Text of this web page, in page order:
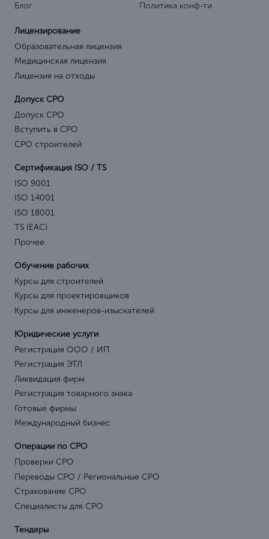
Блог
Политика конф-ти
Лицензирование
Образовательная лицензия
Медицинская лицензия
Лицензия на отходы
Допуск СРО
Допуск СРО
Вступить в СРО
СРО строителей
Сертификация ISO / TS
ISO 9001
ISO 14001
ISO 18001
TS (EAC)
Прочее
Обучение рабочих
Курсы для строителей
Курсы для проектировщиков
Курсы для инженеров-изыскателей
Юридические услуги
Регистрация ООО / ИП
Регистрация ЭТЛ
Ликвидация фирм
Регистрация товарного знака
Готовые фирмы
Международный бизнес
Операции по СРО
Проверки СРО
Переводы СРО / Региональные СРО
Страхование СРО
Специалисты для СРО
Тендеры